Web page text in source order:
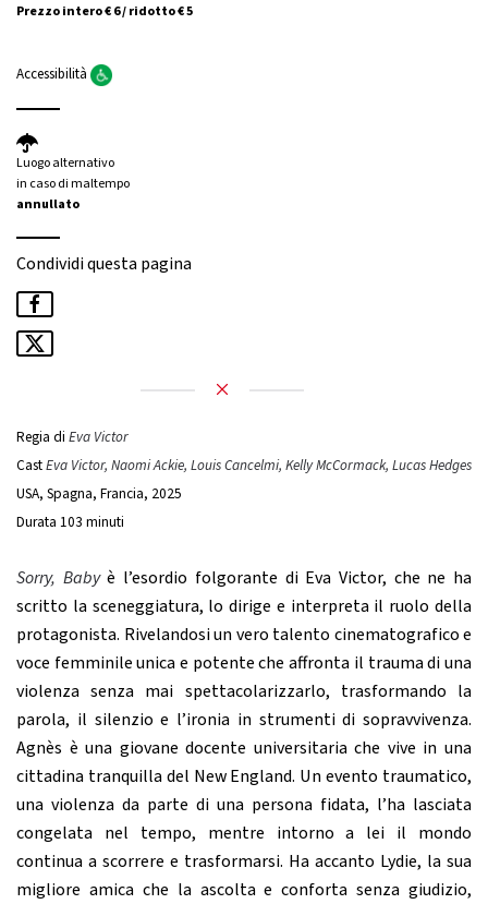
Prezzo intero € 6 / ridotto € 5
Accessibilità
Luogo alternativo
in caso di maltempo
annullato
Condividi questa pagina
Regia di Eva Victor
CastEva Victor, Naomi Ackie, Louis Cancelmi, Kelly McCormack, Lucas Hedges
USA, Spagna, Francia, 2025
Durata 103 minuti
Sorry, Babyè l’esordio folgorante di Eva Victor, che ne ha
scritto la sceneggiatura, lo dirige e interpreta il ruolo della
protagonista. Rivelandosi un vero talento cinematografico e
voce femminile unica e potente che affronta il trauma di una
violenza senza mai spettacolarizzarlo, trasformando la
parola, il silenzio e l’ironia in strumenti di sopravvivenza.
Agnès è una giovane docente universitaria che vive in una
cittadina tranquilla del New England. Un evento traumatico,
una violenza da parte di una persona fidata, l’ha lasciata
congelata nel tempo, mentre intorno a lei il mondo
continua a scorrere e trasformarsi. Ha accanto Lydie, la sua
migliore amica che la ascolta e conforta senza giudizio,